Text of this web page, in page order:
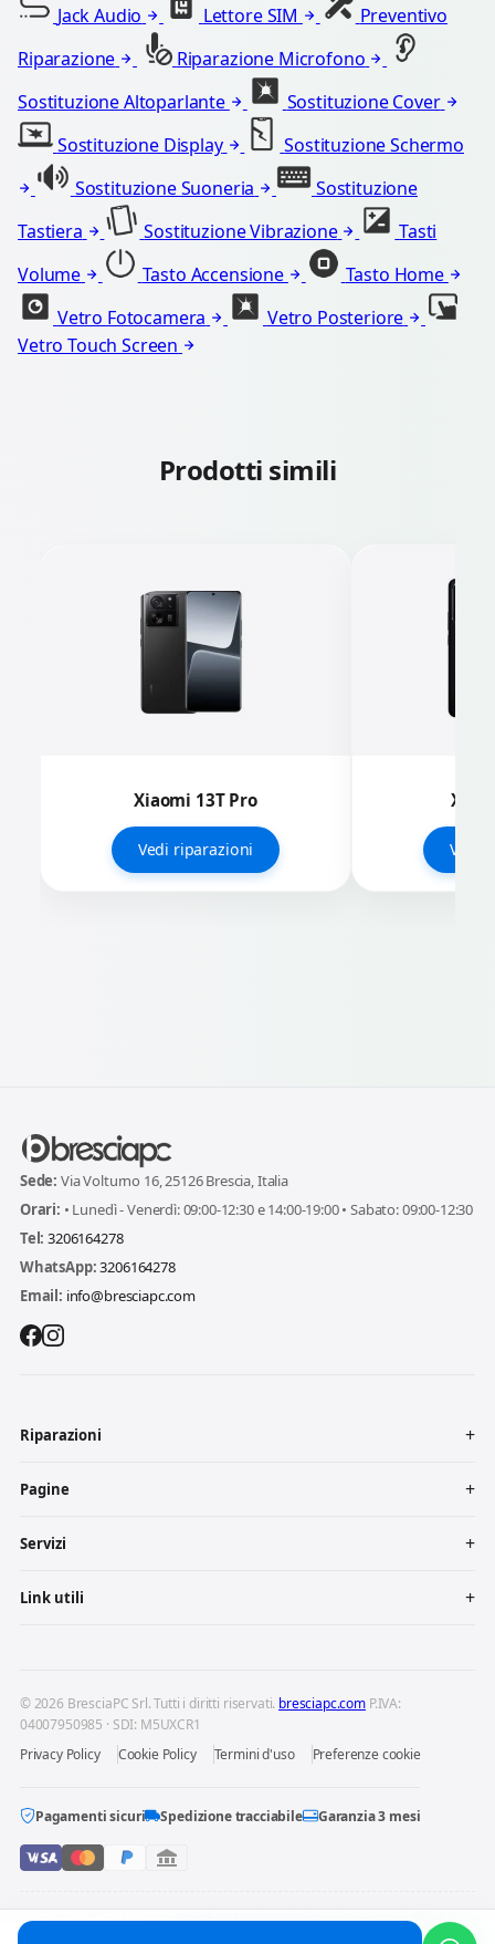
Jack Audio
Lettore SIM
Preventivo
Riparazione
Riparazione Microfono
Sostituzione Altoparlante
Sostituzione Cover
Sostituzione Display
Sostituzione Schermo
Sostituzione Suoneria
Sostituzione
Tastiera
Sostituzione Vibrazione
Tasti
Volume
Tasto Accensione
Tasto Home
Vetro Fotocamera
Vetro Posteriore
Vetro Touch Screen
Prodotti simili
Xiaomi 13T Pro
Vedi riparazioni Vedi
Sede: Via Volturno 16, 25126 Brescia, Italia
Orari: • Lunedì - Venerdì: 09:00-12:30 e 14:00-19:00 • Sabato: 09:00-12:30
Tel: 3206164278
WhatsApp:3206164278
Email: info@bresciapc.com
Riparazioni
Pagine
Servizi
Link utili
© 2026 BresciaPC Srl. Tutti i diritti riservati. bresciapc.com P.IVA:
04007950985 · SDI: M5UXCR1
Privacy Policy
Cookie Policy Termini d'uso Preferenze cookie
Pagamenti sicuri Spedizione tracciabile Garanzia 3 mesi
BresciaPC S.r.l. è un centro di riparazione indipendente: non è affiliata
né autorizzata dai produttori dei dispositivi riparati. Marchi e loghi